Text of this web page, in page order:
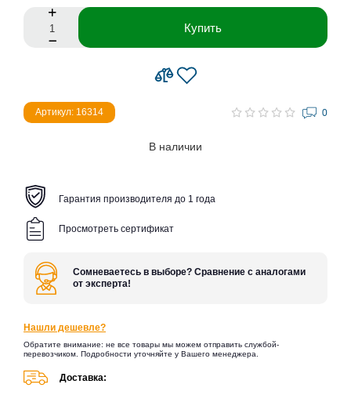
Купить
Артикул: 16314 0
В наличии
Гарантия производителя до 1 года
Просмотреть сертификат
Сомневаетесь в выборе? Сравнение с аналогами
от эксперта!
Нашли дешевле?
Обратите внимание: не все товары мы можем отправить службой-
перевозчиком. Подробности уточняйте у Вашего менеджера.
Доставка: